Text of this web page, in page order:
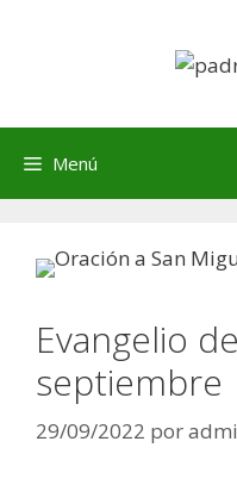
Menú
Evangelio
septiembre
29/09/2022 por